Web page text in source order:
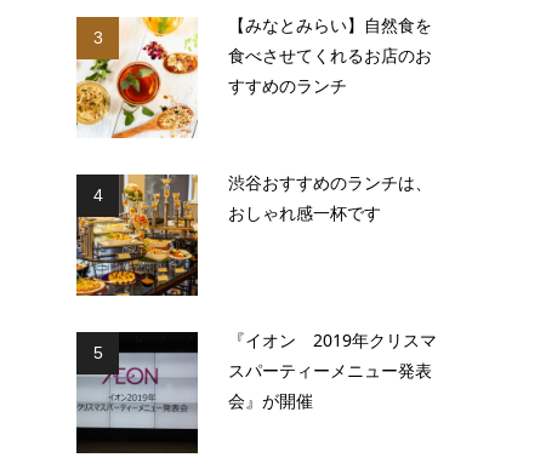
3
【みなとみらい】自然食を
食べさせてくれるお店のお
すすめのランチ
4
渋谷おすすめのランチは、
おしゃれ感一杯です
5
『イオン 2019年クリスマ
スパーティーメニュー発表
会』が開催